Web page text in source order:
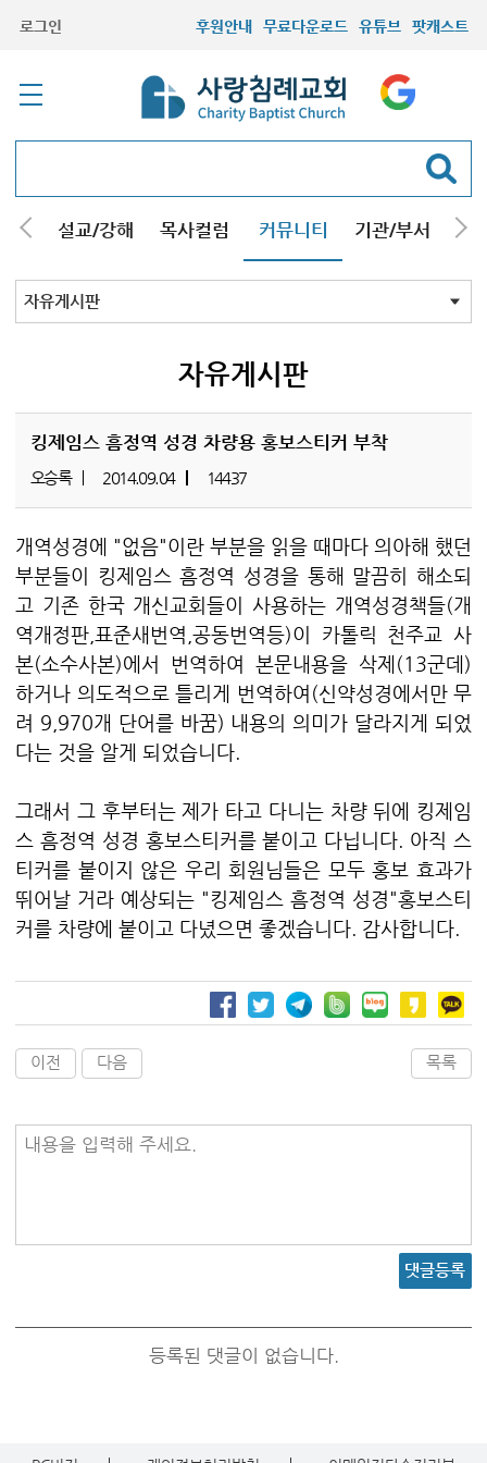
로그인 후원안내 무료다운로드 유튜브 팟캐스트
내 설교/강해 목사컬럼 커뮤니티 기관/부서 선
최근등록자료
자유게시판
자유게시판
킹제임스 흠정역 성경 차량용 홍보스티커 부착
오승록 2014.09.04 14437
개역성경에 "없음"이란 부분을 읽을 때마다 의아해 했던
부분들이 킹제임스 흠정역 성경을 통해 말끔히 해소되
고 기존 한국 개신교회들이 사용하는 개역성경책들(개
역개정판,표준새번역,공동번역등)이 카톨릭 천주교 사
본(소수사본)에서 번역하여 본문내용을 삭제(13군데)
하거나 의도적으로 틀리게 번역하여(신약성경에서만 무
려 9,970개 단어를 바꿈) 내용의 의미가 달라지게 되었
다는 것을 알게 되었습니다.
그래서 그 후부터는 제가 타고 다니는 차량 뒤에 킹제임
스 흠정역 성경 홍보스티커를 붙이고 다닙니다. 아직 스
티커를 붙이지 않은 우리 회원님들은 모두 홍보 효과가
뛰어날 거라 예상되는 "킹제임스 흠정역 성경"홍보스티
커를 차량에 붙이고 다녔으면 좋겠습니다. 감사합니다.
이전 다음 목록
내용을 입력해 주세요.
댓글등록
등록된 댓글이 없습니다.